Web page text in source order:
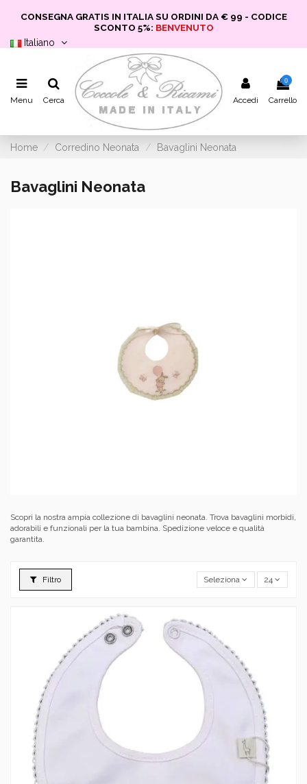
CONSEGNA GRATIS IN ITALIA SU ORDINI DA € 99 - CODICE
SCONTO 5%: BENVENUTO
Italiano
Menu Cerca Accedi
0
Carrello
Home Corredino Neonata Bavaglini Neonata
Bavaglini Neonata
Scopri la nostra ampia collezione di bavaglini neonata. Trova bavaglini morbidi,
adorabili e funzionali per la tua bambina. Spedizione veloce e qualità
garantita.
Filtro Seleziona 24